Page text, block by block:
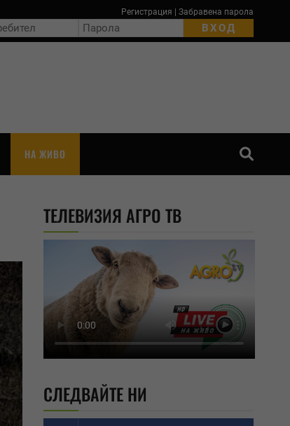
Регистрация Забравена парола
НА ЖИВО
ТЕЛЕВИЗИЯ АГРО ТВ
СЛЕДВАЙТЕ НИ